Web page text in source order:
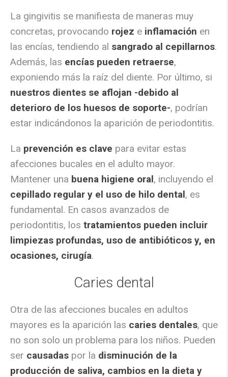
La gingivitis se manifiesta de maneras muy
concretas, provocando rojez e inflamación en
las encías, tendiendo al sangrado al cepillarnos.
Además, las encías pueden retraerse,
exponiendo más la raíz del diente. Por último, si
nuestros dientes se aflojan -debido al
deterioro de los huesos de soporte-, podrían
estar indicándonos la aparición de periodontitis.
La prevención es clave para evitar estas
afecciones bucales en el adulto mayor.
Mantener una buena higiene oral, incluyendo el
cepillado regular y el uso de hilo dental, es
fundamental. En casos avanzados de
periodontitis, los tratamientos pueden incluir
limpiezas profundas, uso de antibióticos y, en
ocasiones, cirugía.
Caries dental
Otra de las afecciones bucales en adultos
mayores es la aparición las caries dentales, que
no son solo un problema para los niños. Pueden
ser causadas por la disminución de la
producción de saliva, cambios en la dieta y